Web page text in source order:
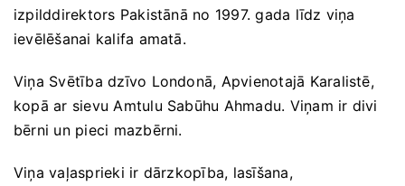
izpilddirektors Pakistānā no 1997. gada līdz viņa
ievēlēšanai kalifa amatā.
Viņa Svētība dzīvo Londonā, Apvienotajā Karalistē,
kopā ar sievu Amtulu Sabūhu Ahmadu. Viņam ir divi
bērni un pieci mazbērni.
Viņa vaļasprieki ir dārzkopība, lasīšana,